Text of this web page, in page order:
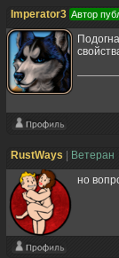
Imperator3 Автор
RustWays Ветеран
но